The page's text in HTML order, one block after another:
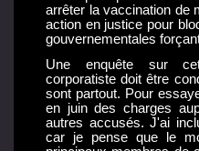
arrêter la vaccination de
action en justice pour
gouvernementales
Une enquête sur
corporatiste doit être
sont partout. Pour
en juin des charges
autres accusés. J'ai
car je pense que le